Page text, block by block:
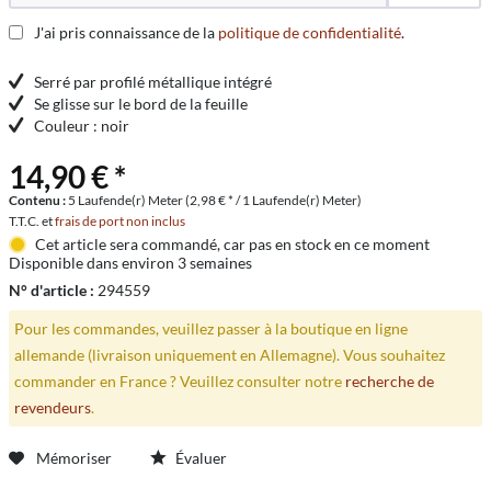
J'ai pris connaissance de la politique de confidentialité.
Serré par profilé métallique intégré
Se glisse sur le bord de la feuille
Couleur : noir
14,90 € *
Contenu : 5 Laufende(r) Meter (2,98 € * / 1 Laufende(r) Meter)
T.T.C. etfrais de port non inclus
Cet article sera commandé, car pas en stock en ce moment
Disponible dans environ 3 semaines
N° d'article : 294559
Pour les commandes, veuillez passer à la boutique en ligne
allemande (livraison uniquement en Allemagne). Vous souhaitez
commander en France ? Veuillez consulter notre recherche de
revendeurs.
Mémoriser Évaluer